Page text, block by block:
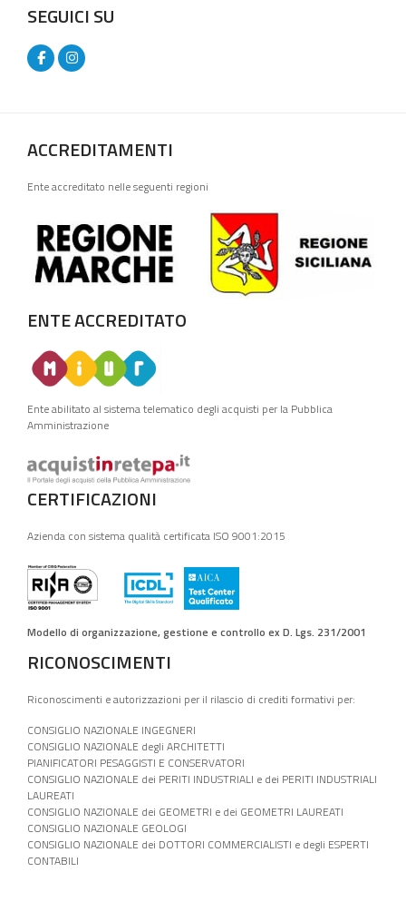
SEGUICI SU
ACCREDITAMENTI
Ente accreditato nelle seguenti regioni
ENTE ACCREDITATO
Ente abilitato al sistema telematico degli acquisti per la Pubblica
Amministrazione
CERTIFICAZIONI
Azienda con sistema qualità certificata ISO 9001:2015
Modello di organizzazione, gestione e controllo ex D. Lgs. 231/2001
RICONOSCIMENTI
Riconoscimenti e autorizzazioni per il rilascio di crediti formativi per:
CONSIGLIO NAZIONALE INGEGNERI
CONSIGLIO NAZIONALE degli ARCHITETTI
PIANIFICATORI PESAGGISTI E CONSERVATORI
CONSIGLIO NAZIONALE dei PERITI INDUSTRIALI e dei PERITI INDUSTRIALI
LAUREATI
CONSIGLIO NAZIONALE dei GEOMETRI e dei GEOMETRI LAUREATI
CONSIGLIO NAZIONALE GEOLOGI
CONSIGLIO NAZIONALE dei DOTTORI COMMERCIALISTI e degli ESPERTI
CONTABILI